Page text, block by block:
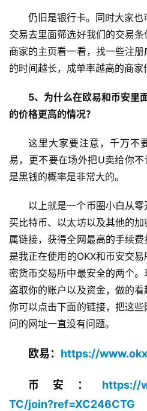
仍旧是银行卡。同时大家
交易去里面筛选好我们的交易
商家的主页看一看，找一些注
的时间越长，成单率越高的商家
5、为什么在欧易和币安里
的价格更高的情况？
这里大家要注意，千万不
易，更不要在场外把U卖给你
是黑钱的概率是非常大的。
以上就是一个币圈小白从
买比特币、以太坊以及其他的
属链接，获得全网最高的手续
是我正在使用的OKX和币安交
密货币交易所中最安全的两个
盗取你的账户以及资金，做的
你可以点击下面的链接，把这
问的网址一直没有问题。
欧易： https://
币安： https://
TC/join?ref=XC246CTG